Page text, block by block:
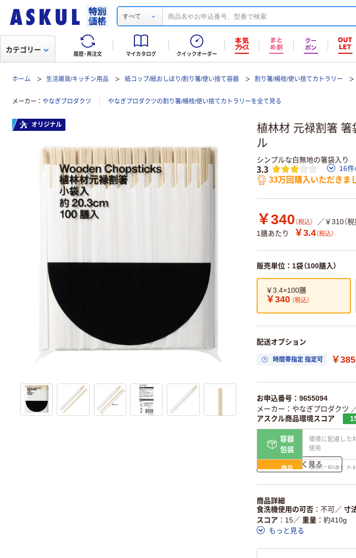
すべて
履歴・再注文 マイカタログ クイックオーダー
カテゴリー
ホーム 生活雑貨/キッチン用品 紙コップ/紙おしぼり/割り箸/使い捨て容器 割り箸/楊枝/使い捨てカトラリー
メーカー やなぎプロダクツ やなぎプロダクツの割り箸/楊枝/使い捨てカトラリーを全て見る
植林材 元禄割箸 箸
ル
シンプルな白無地の箸袋入り
3.3 16
33万回購入いただきま
￥340 （税込）
／￥310（税
1膳あたり
￥3.4（税込）
販売単位：1袋（100膳入）
￥3.4×100膳
￥340 （税込）
配送オプション
時間帯指定 指定可 ￥385
お申込番号：9655094
メーカー：やなぎプロダクツ
アスクル商品環境スコア
容器
包装
環境に配慮した
使用
商品
環境に配慮した
仕組
ある
この商品の環境配慮ポイントで
ア詳細／加点項目
詳しく見る
商品詳細
食洗機使用の可否
不可／ 寸
スコア
15／ 重量
約410g
もっと見る
オリジナル